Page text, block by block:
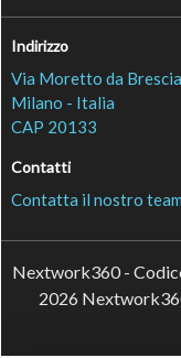
Indirizzo
Via Moretto da
Milano - Italia
CAP 20133
Contatti
Contatta il nostro
Nextwork360 -
2026